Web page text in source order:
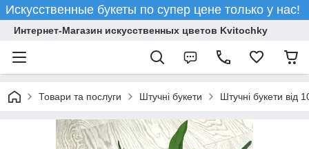
Искусственные букеты по супер цене только у нас!
Интернет-Магазин искусственных цветов Kvitochky
Товари та послуги Штучні букети Штучні букети від